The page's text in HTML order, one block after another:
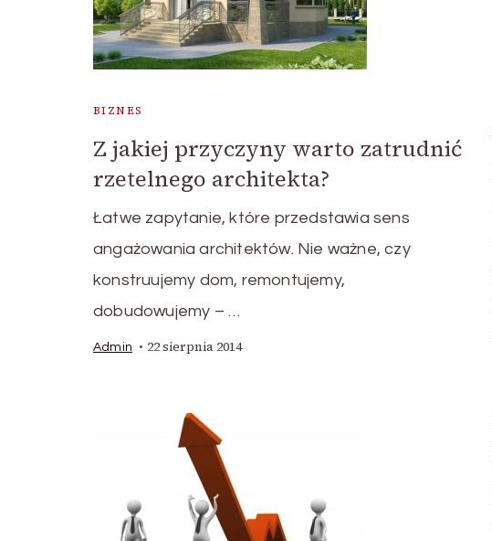
BIZNES
Z jakiej przyczyny warto zatrudnić
rzetelnego architekta?
Łatwe zapytanie, które przedstawia sens
angażowania architektów. Nie ważne, czy
konstruujemy dom, remontujemy,
dobudowujemy – …
Admin 22 sierpnia 2014